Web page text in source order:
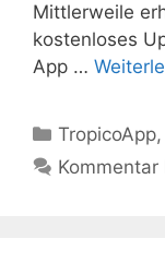
Mittlerweile
kostenloses
App …
Kategorien
TropicoApp